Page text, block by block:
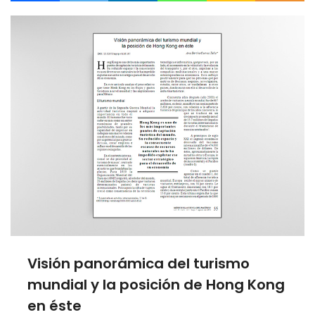
Visión panorámica del turismo
mundial y la posición de Hong Kong
en éste